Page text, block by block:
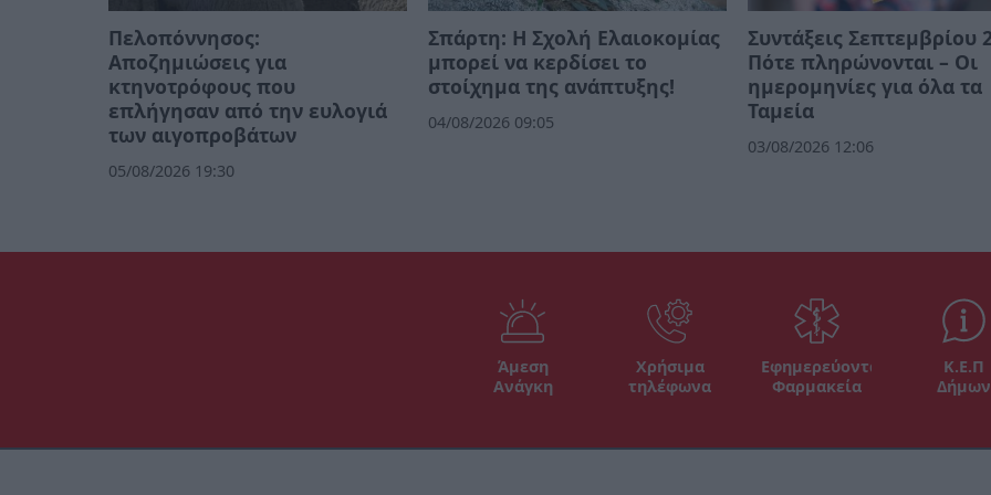
Πελοπόννησος:
Αποζημιώσεις για
κτηνοτρόφους που
επλήγησαν από την ευλογιά
των αιγοπροβάτων
05/08/2026 19:30
Σπάρτη: Η Σχολή Ελαιοκομίας
μπορεί να κερδίσει το
στοίχημα της ανάπτυξης!
04/08/2026 09:05
Συντάξεις Σεπτεμβρίου
Πότε πληρώνονται – Οι
ημερομηνίες για όλα τα
Ταμεία
03/08/2026 12:06
Άμεση
Ανάγκη
Χρήσιμα
τηλέφωνα
Εφημερεύοντα
Φαρμακεία
Κ.Ε.Π
Δήμων